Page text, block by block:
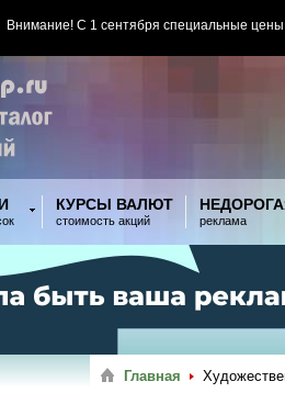
Внимание! С 1 сентября специальные
КУРСЫ ВАЛЮТ
стоимость акций реклама
Главная